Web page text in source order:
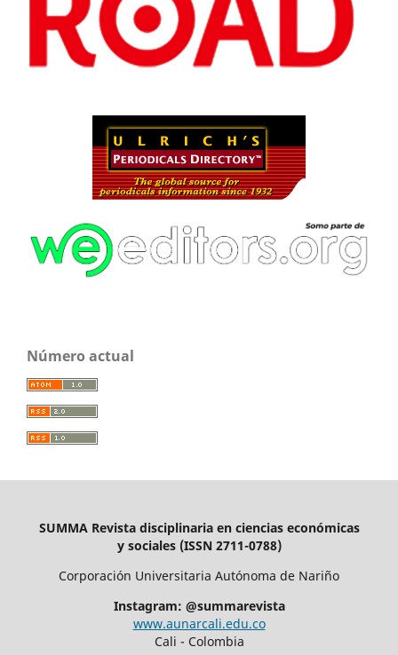
Número actual
SUMMA Revista disciplinaria en ciencias económicas
y sociales (ISSN 2711-0788)
Corporación Universitaria Autónoma de Nariño
Instagram: @summarevista
www.aunarcali.edu.co
Cali - Colombia